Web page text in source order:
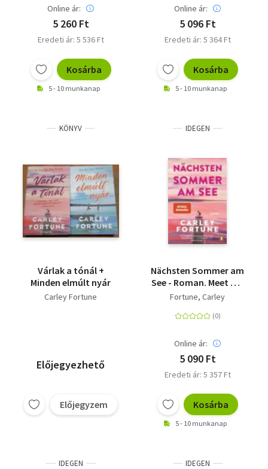
Online ár:
5 260 Ft
Eredeti ár: 5 536 Ft
Kosárba
5 - 10 munkanap
Bestsellerautorin von
'Fünf Sommer mit dir'
Online ár:
5 096 Ft
Eredeti ár: 5 364 Ft
Kosárba
5 - 10 munkanap
KÖNYV
Várlak a tónál +
Minden elmúlt nyár
Carley Fortune
Előjegyezhető
Előjegyzem
IDEGEN
Nächsten Sommer am
See - Roman. Meet me
at the Lake. Der
Bestseller - die
Liebesgeschichte auf
Deutsch.
Fortune, Carley
Online ár:
5 090 Ft
Eredeti ár: 5 357 Ft
Kosárba
5 - 10 munkanap
IDEGEN IDEGEN